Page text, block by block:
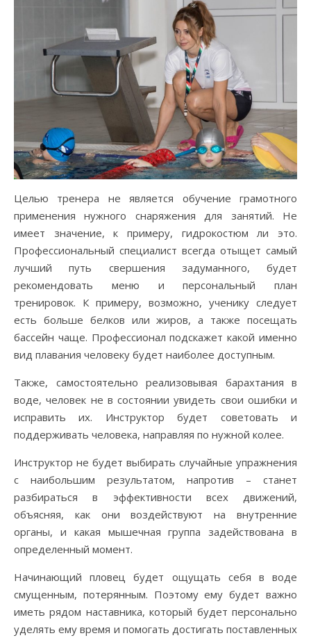
Целью тренера не является обучение грамотного
применения нужного снаряжения для занятий. Не
имеет значение, к примеру, гидрокостюм ли это.
Профессиональный специалист всегда отыщет самый
лучший путь свершения задуманного, будет
рекомендовать меню и персональный план
тренировок. К примеру, возможно, ученику следует
есть больше белков или жиров, а также посещать
бассейн чаще. Профессионал подскажет какой именно
вид плавания человеку будет наиболее доступным.
Также, самостоятельно реализовывая барахтания в
воде, человек не в состоянии увидеть свои ошибки и
исправить их. Инструктор будет советовать и
поддерживать человека, направляя по нужной колее.
Инструктор не будет выбирать случайные упражнения
с наибольшим результатом, напротив – станет
разбираться в эффективности всех движений,
объясняя, как они воздействуют на внутренние
органы, и какая мышечная группа задействована в
определенный момент.
Начинающий пловец будет ощущать себя в воде
смущенным, потерянным. Поэтому ему будет важно
иметь рядом наставника, который будет персонально
уделять ему время и помогать достигать поставленных